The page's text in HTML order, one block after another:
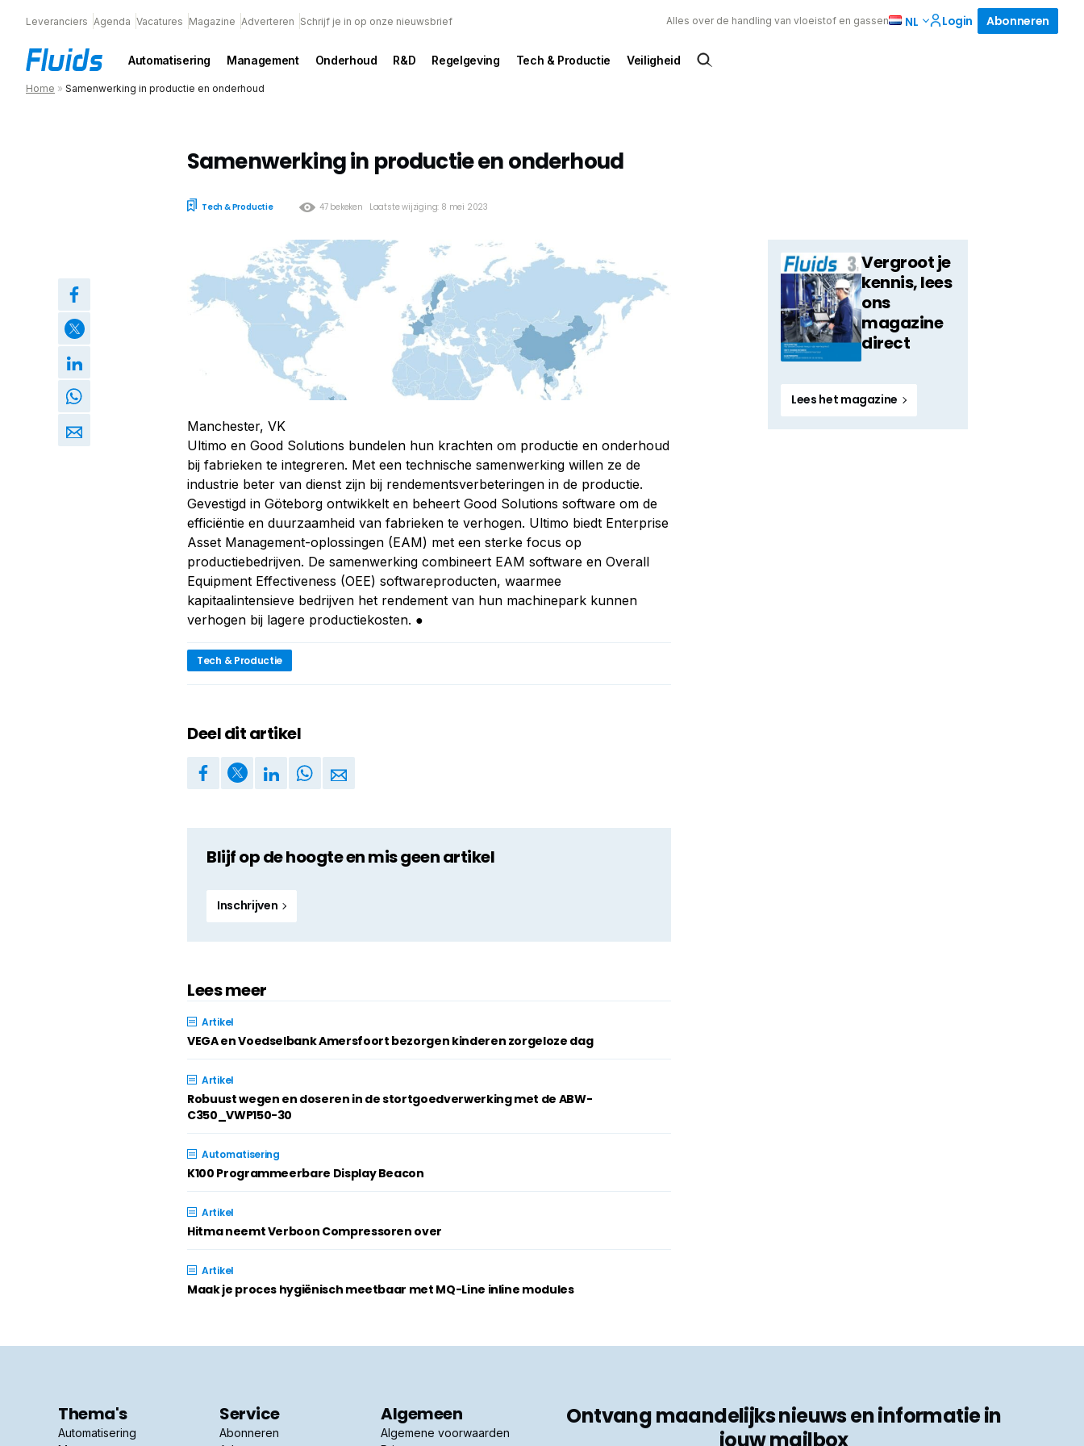
Leveranciers Agenda Vacatures Magazine Adverteren Schrijf je in op onze nieuwsbrief Alles over de handling van vloeistof en gassen NL Login Abonneren
Automatisering Management Onderhoud R&D Regelgeving Tech & Productie Veiligheid
Home » Samenwerking in productie en onderhoud
Samenwerking in productie en onderhoud
Tech & Productie 47 bekeken Laatste wijziging: 8 mei 2023
Manchester, VK
Ultimo en Good Solutions bundelen hun krachten om productie en onderhoud
bij fabrieken te integreren. Met een technische samenwerking willen ze de
industrie beter van dienst zijn bij rendementsverbeteringen in de productie.
Gevestigd in Göteborg ontwikkelt en beheert Good Solutions software om de
efficiëntie en duurzaamheid van fabrieken te verhogen. Ultimo biedt Enterprise
Asset Management-oplossingen (EAM) met een sterke focus op
productiebedrijven. De samenwerking combineert EAM software en Overall
Equipment Effectiveness (OEE) softwareproducten, waarmee
kapitaalintensieve bedrijven het rendement van hun machinepark kunnen
verhogen bij lagere productiekosten. ●
Tech & Productie
Deel dit artikel
Blijf op de hoogte en mis geen artikel
Inschrijven
Lees meer
Artikel
VEGA en Voedselbank Amersfoort bezorgen kinderen zorgeloze dag
Artikel
Robuust wegen en doseren in de stortgoedverwerking met de ABW-
C350_VWP150-30
Automatisering
K100 Programmeerbare Display Beacon
Artikel
Hitma neemt Verboon Compressoren over
Artikel
Maak je proces hygiënisch meetbaar met MQ-Line inline modules
Vergroot je
kennis, lees
ons
magazine
direct
Lees het magazine
Thema's
Automatisering
Service
Abonneren
Algemeen
Algemene voorwaarden
Ontvang maandelijks nieuws en informatie in
jouw mailbox